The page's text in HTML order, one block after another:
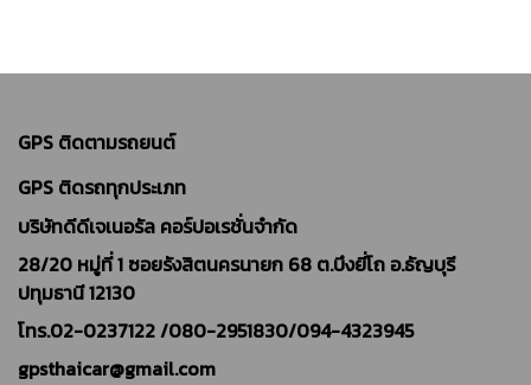
GPS ติดตามรถยนต์
GPS ติดรถทุกประเภท
บริษัทดีดีเจเนอรัล คอร์ปอเรชั่นจำกัด
28/20 หมู่ที่ 1 ซอยรังสิตนครนายก 68 ต.บึงยี่โถ อ.ธัญบุรี
ปทุมธานี 12130
โทร.02-0237122 /080-2951830/094-4323945
gpsthaicar@gmail.com